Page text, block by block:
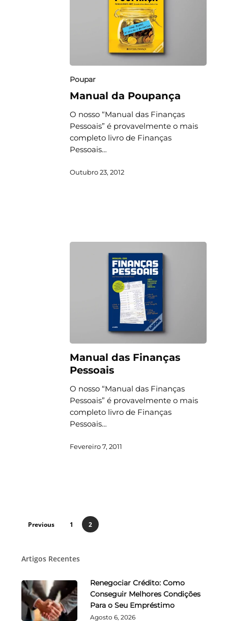
Poupar
Manual da Poupança
O nosso “Manual das Finanças
Pessoais” é provavelmente o mais
completo livro de Finanças
Pessoais…
Outubro 23, 2012
Manual das Finanças
Pessoais
O nosso “Manual das Finanças
Pessoais” é provavelmente o mais
completo livro de Finanças
Pessoais…
Fevereiro 7, 2011
Previous 1 2
Artigos Recentes
Renegociar Crédito: Como
Conseguir Melhores Condições
Para o Seu Empréstimo
Agosto 6, 2026